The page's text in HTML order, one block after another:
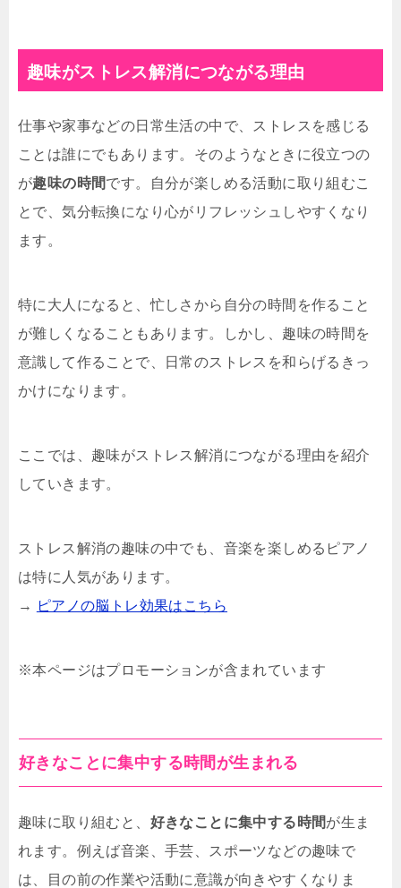
趣味がストレス解消につながる理由
仕事や家事などの日常生活の中で、ストレスを感じる
ことは誰にでもあります。そのようなときに役立つの
が趣味の時間です。自分が楽しめる活動に取り組むこ
とで、気分転換になり心がリフレッシュしやすくなり
ます。
特に大人になると、忙しさから自分の時間を作ること
が難しくなることもあります。しかし、趣味の時間を
意識して作ることで、日常のストレスを和らげるきっ
かけになります。
ここでは、趣味がストレス解消につながる理由を紹介
していきます。
ストレス解消の趣味の中でも、音楽を楽しめるピアノ
は特に人気があります。
→
ピアノの脳トレ効果はこちら
※本ページはプロモーションが含まれています
好きなことに集中する時間が生まれる
趣味に取り組むと、 好きなことに集中する時間が生ま
れます。例えば音楽、手芸、スポーツなどの趣味で
は、目の前の作業や活動に意識が向きやすくなりま